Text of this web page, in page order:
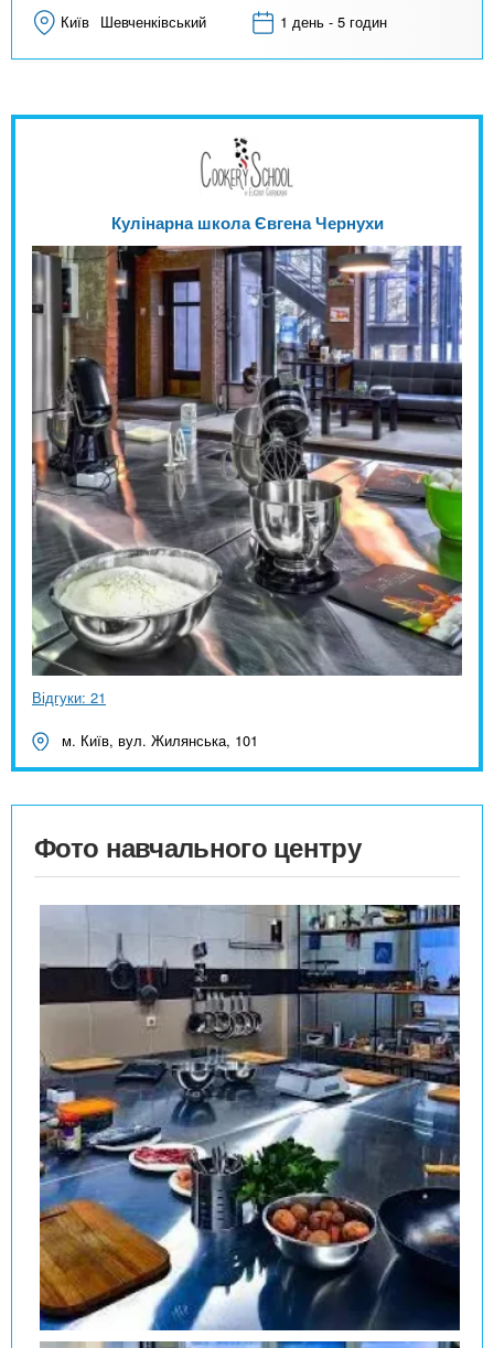
Київ Шевченківський 1 день - 5 годин
Кулінарна школа Євгена Чернухи
Відгуки: 21
м. Київ, вул. Жилянська, 101
Фото навчального центру